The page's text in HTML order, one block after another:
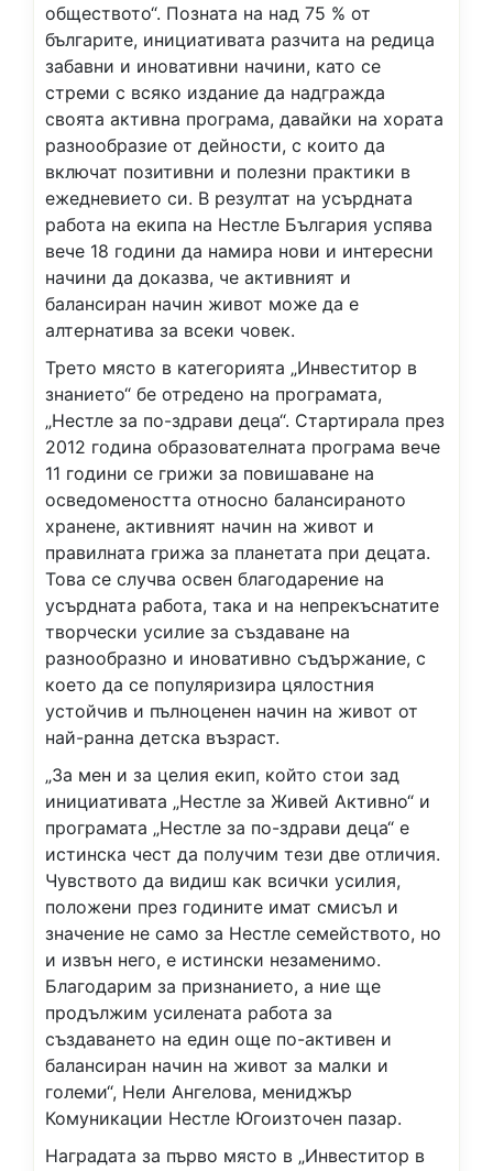
обществото“. Позната на над 75 % от
българите, инициативата разчита на редица
забавни и иновативни начини, като се
стреми с всяко издание да надгражда
своята активна програма, давайки на хората
разнообразие от дейности, с които да
включат позитивни и полезни практики в
ежедневието си. В резултат на усърдната
работа на екипа на Нестле България успява
вече 18 години да намира нови и интересни
начини да доказва, че активният и
балансиран начин живот може да е
алтернатива за всеки човек.
Трето място в категорията „Инвеститор в
знанието“ бе отредено на програмата,
„Нестле за по-здрави деца“. Стартирала през
2012 година образователната програма вече
11 години се грижи за повишаване на
осведомеността относно балансираното
хранене, активният начин на живот и
правилната грижа за планетата при децата.
Това се случва освен благодарение на
усърдната работа, така и на непрекъснатите
творчески усилие за създаване на
разнообразно и иновативно съдържание, с
което да се популяризира цялостния
устойчив и пълноценен начин на живот от
най-ранна детска възраст.
„За мен и за целия екип, който стои зад
инициативата „Нестле за Живей Активно“ и
програмата „Нестле за по-здрави деца“ е
истинска чест да получим тези две отличия.
Чувството да видиш как всички усилия,
положени през годините имат смисъл и
значение не само за Нестле семейството, но
и извън него, е истински незаменимо.
Благодарим за признанието, а ние ще
продължим усилената работа за
създаването на един още по-активен и
балансиран начин на живот за малки и
големи“, Нели Ангелова, мениджър
Комуникации Нестле Югоизточен пазар.
Наградата за първо място в „Инвеститор в